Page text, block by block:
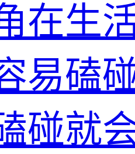
在生
易磕
碰就